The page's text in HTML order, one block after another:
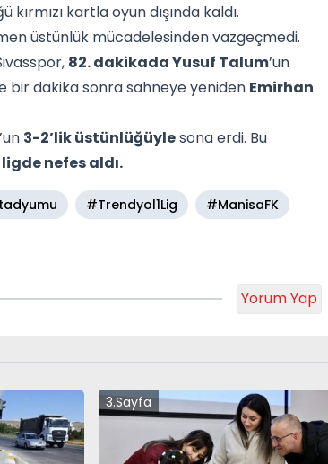
kırmızı kartla oyun dışında kaldı.
üstünlük mücadelesinden vazgeçmedi.
82. dakikada Yusuf Talum’un
bir dakika sonra sahneye yeniden Emirhan
3-2’lik üstünlüğüylesona erdi. Bu
ligde nefes aldı.
#Trendyol1Lig
#ManisaFK
Yorum Yap
3.Sayfa